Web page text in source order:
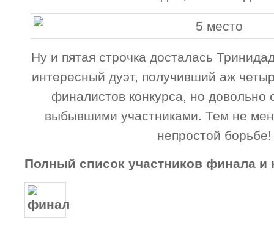
Ну и пятая строчка досталась
интересный дуэт, получивший аж
финалистов конкурса, но довольно
выбывшими участниками. Тем не
непростой борьбе!
Полный список участников финала